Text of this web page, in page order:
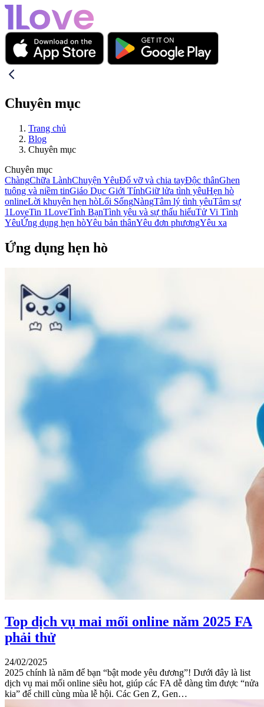
Chuyên mục
Trang chủ
Blog
Chuyên mục
Chuyên mục
ChàngChữa LànhChuyện YêuĐổ vỡ và chia tayĐộc thânGhen
tuông và niềm tinGiáo Dục Giới TínhGiữ lửa tình yêuHẹn hò
onlineLời khuyên hẹn hòLối SốngNàngTâm lý tình yêuTâm sự
1LoveTin 1LoveTình BạnTình yêu và sự thấu hiểuTử Vi Tình
YêuỨng dụng hẹn hòYêu bản thânYêu đơn phươngYêu xa
Ứng dụng hẹn hò
Top dịch vụ mai mối online năm 2025 FA
phải thử
24/02/2025
2025 chính là năm để bạn “bật mode yêu đương”! Dưới đây là list
dịch vụ mai mối online siêu hot, giúp các FA dễ dàng tìm được “nửa
kia” để chill cùng mùa lễ hội. Các Gen Z, Gen…